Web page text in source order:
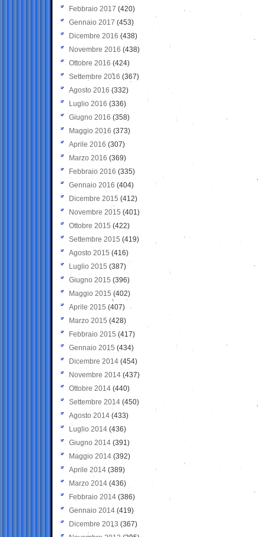
Febbraio 2017 (420)
Gennaio 2017 (453)
Dicembre 2016 (438)
Novembre 2016 (438)
Ottobre 2016 (424)
Settembre 2016 (367)
Agosto 2016 (332)
Luglio 2016 (336)
Giugno 2016 (358)
Maggio 2016 (373)
Aprile 2016 (307)
Marzo 2016 (369)
Febbraio 2016 (335)
Gennaio 2016 (404)
Dicembre 2015 (412)
Novembre 2015 (401)
Ottobre 2015 (422)
Settembre 2015 (419)
Agosto 2015 (416)
Luglio 2015 (387)
Giugno 2015 (396)
Maggio 2015 (402)
Aprile 2015 (407)
Marzo 2015 (428)
Febbraio 2015 (417)
Gennaio 2015 (434)
Dicembre 2014 (454)
Novembre 2014 (437)
Ottobre 2014 (440)
Settembre 2014 (450)
Agosto 2014 (433)
Luglio 2014 (436)
Giugno 2014 (391)
Maggio 2014 (392)
Aprile 2014 (389)
Marzo 2014 (436)
Febbraio 2014 (386)
Gennaio 2014 (419)
Dicembre 2013 (367)